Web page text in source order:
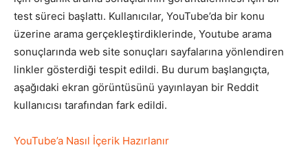
SEO,
SEM,
ASO,
test süreci başlattı. Kullanıcılar, YouTube’da bir konu
üzerine arama gerçekleştirdiklerinde, Youtube arama
sonuçlarında web site sonuçları sayfalarına yönlendiren
linkler gösterdiği tespit edildi. Bu durum başlangıçta,
aşağıdaki ekran görüntüsünü yayınlayan bir Reddit
kullanıcısı tarafından fark edildi.
YouTube’a Nasıl İçerik Hazırlanır